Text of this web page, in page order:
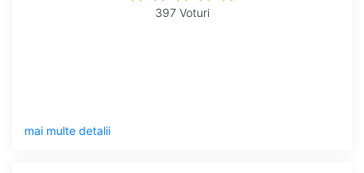
397 Voturi
mai multe detalii